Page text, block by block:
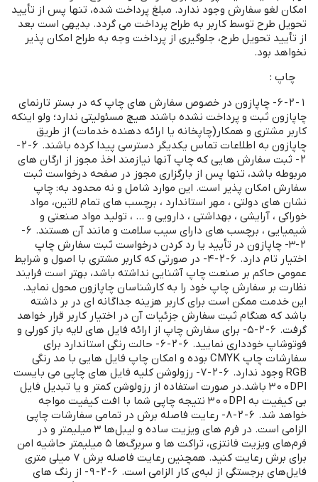
امکان لغو سفارش وجود ندارد. مبلغ پرداخت شده، تنها پس از تأیید
تحویل طرح توسط کاربر به طراح پرداخت می گردد. بدیهی است بعد
از تأیید تحویل طرح، جلوگیری از پرداخت وجه به طراح امکان پذیر
نخواهد بود.
چاپ :
6-2-1- چاپازون در خصوص سفارش های چاپ که در بستر تارنمای
چاپازون ثبت و پرداخت نشده باشند هیچ مسئولیتی ندارد؛ ولو اینکه
کاربر مشتری و همکار(چاپخانه یا ارائه دهنده خدمات) از طریق
چاپازون به اطلاعات تماس یکدیگر دسترسی پیدا کرده باشند. 6-2-
2- ثبت سفارش هایی که چاپ آنها نیازمند اخذ مجوز از ارگان های
مربوطه باشد، تنها پس از بارگزاری مجوز در صفحه درخواست ثبت
سفارش امکان پذیر است. این موارد شامل و نه محدود به: چاپ
نشان های دولتی ، مهر استاندارد ، برچسب های تمام لاتین، مواد
خوراکی ، آرایشی ، بهداشتی ، دارویی و ... ، تولید مواد صنعتی و
شیمیایی ، برچسب های دارای سیب سلامت و مانند آن هستند. 6-
2-3- چاپازون در تأیید یا رد کردن درخواست ثبت سفارش چاپ
اختیار تام دارد. 6-2-4- در صورتی که کاربر مشتری با اصول و شرایط
عمومی حاکم بر صنعت چاپ آشنایی نداشته باشد، بهتر است فرایند
نظارت بر سفارش چاپ خود را به کارشناسان چاپازون محول نماید.
این خدمت ممکن است برای کاربر هزینه جداگانه ای در بر داشته
باشد که هنگام ثبت سفارش جزئیات آن در اختیار کاربر قرار خواهد
گرفت. 6-2-5- برای سفارش چاپ از ارائه فایل های لایه باز کورلی و
فوتوشاپ خودداری نمایید. 6-2-6- حالت رنگی استاندارد برای
سفارشات چاپ CMYK بوده و امکان چاپ فایل هایی با مد رنگی
RGB وجود ندارد. 6-2-7- رزولوشن کلیه فایل های چاپی می بایست
300DPI باشد.در صورت استفاده از رزولوشن کمتر و یا تبدیل فایل
بی کیفیت به 300DPI نتیجه چاپی شما با افت کیفیت مواجه
خواهد شد. 6-2-8- رعایت فاصله برش در تمامی سفارشات چاپی
الزامی است. در فرم های ویزیت ساده و لیبل‌ها 3 میلیمتر و در
فرم‌های ویزیت فانتزی، تراکت ها و سربرگ‌ها 5 میلیمتر حاشیه امن
برای برش رعایت کنید. همچنین رعایت فاصله برش 7 میلی متری
فایل‌های برجستگی از لبه‌ی کار الزامی است. 6-2-9- از رنگ های